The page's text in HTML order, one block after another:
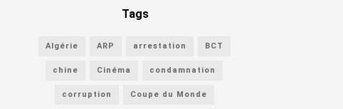
Tags
Algérie ARP arrestation BCT
chine Cinéma condamnation
corruption Coupe du Monde